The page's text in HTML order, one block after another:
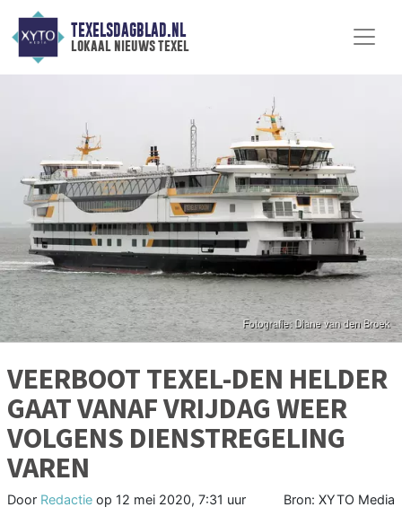
TEXELSDAGBLAD.NL
lokaal nieuws texel
VEERBOOT TEXEL-DEN HELDER
GAAT VANAF VRIJDAG WEER
VOLGENS DIENSTREGELING
VAREN
Door Redactie op 12 mei 2020, 7:31 uur Bron: XYTO Media